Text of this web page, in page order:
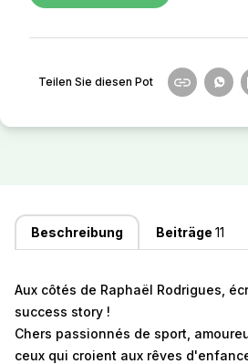
Teilen Sie diesen Pot
Beschreibung Beiträge 11
Aux côtés de Raphaël Rodrigues,
success story !
Chers passionnés de sport,
ceux qui croient aux rêves